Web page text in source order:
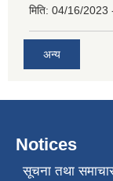
मिति: 04/16/2023
अन्य
Notices
सूचना तथा